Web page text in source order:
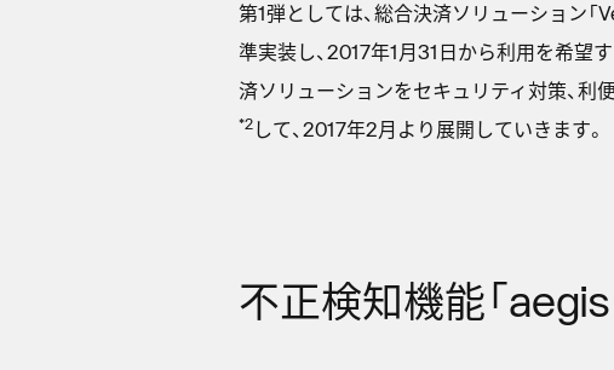
第1弾としては、総合決済ソリューション「
準実装し、2017年1月31日から利用を希望
済ソリューションをセキュリティ対策、利
*2 して、2017年2月より展開していきます。
不正検知機能「aegis